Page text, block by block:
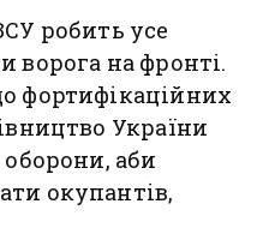
робить усе
ворога на фронті.
фортифікаційних
України
аби
окупантів,